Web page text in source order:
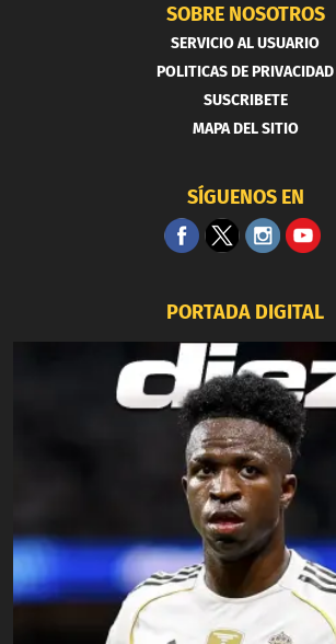
SOBRE NOSOTROS
SERVICIO AL USUARIO
POLITICAS DE PRIVACIDAD
SUSCRIBETE
MAPA DEL SITIO
SÍGUENOS EN
PORTADA DIGITAL